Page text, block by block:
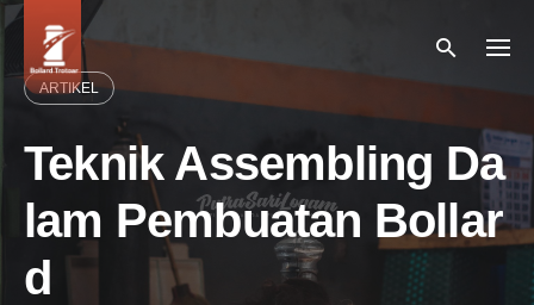
Skip
content
ARTIKEL
Teknik Assembling Da
lam Pembuatan Bollar
d